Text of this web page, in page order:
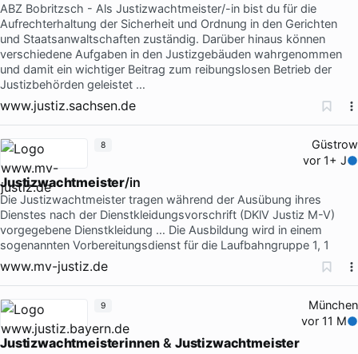
ABZ Bobritzsch - Als Justizwachtmeister/-in bist du für die
Aufrechterhaltung der Sicherheit und Ordnung in den Gerichten
und Staatsanwaltschaften zuständig. Darüber hinaus können
verschiedene Aufgaben in den Justizgebäuden wahrgenommen
und damit ein wichtiger Beitrag zum reibungslosen Betrieb der
Justizbehörden geleistet …
www.justiz.sachsen.de
Güstrow
vor 1+ J
Justizwachtmeister/in
Die Justizwachtmeister tragen während der Ausübung ihres
Dienstes nach der Dienstkleidungsvorschrift (DKlV Justiz M-V)
vorgegebene Dienstkleidung … Die Ausbildung wird in einem
sogenannten Vorbereitungsdienst für die Laufbahngruppe 1, 1
www.mv-justiz.de
8
München
vor 11 M
Justizwachtmeisterinnen & Justizwachtmeister
9